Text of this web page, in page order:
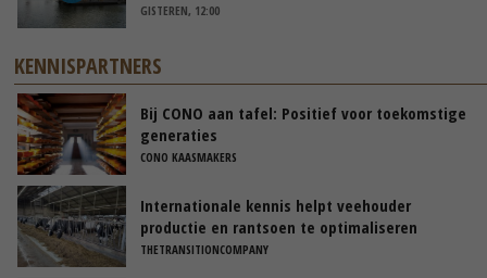
GISTEREN, 12:00
KENNISPARTNERS
Bij CONO aan tafel: Positief voor toekomstige
generaties
CONO KAASMAKERS
Internationale kennis helpt veehouder
productie en rantsoen te optimaliseren
THETRANSITIONCOMPANY